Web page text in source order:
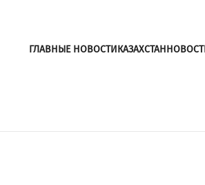
ГЛАВНЫЕ НОВОСТИКАЗАХСТАН